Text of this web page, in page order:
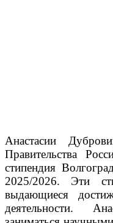
Анастасии
Правительства
стипендия
2025/2026. Эти
выдающиеся
деятельности.